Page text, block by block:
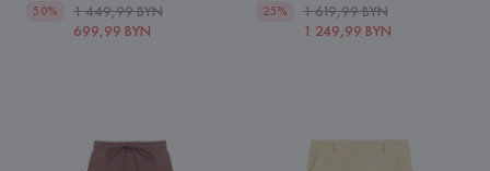
50%
1 449,99 BYN
699,99 BYN
25%
1 619,99 BYN
1 249,99 BYN